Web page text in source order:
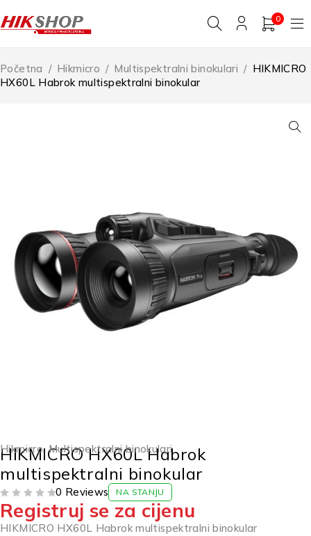
0
Početna / Hikmicro / Multispektralni binokulari / HIKMICRO
HX60L Habrok multispektralni binokular
Hikmicro,Multispektralni binokulari
HIKMICRO HX60L Habrok
multispektralni binokular
0 Reviews NA STANJU
Registruj se za cijenu
HIKMICRO HX60L Habrok multispektralni binokular